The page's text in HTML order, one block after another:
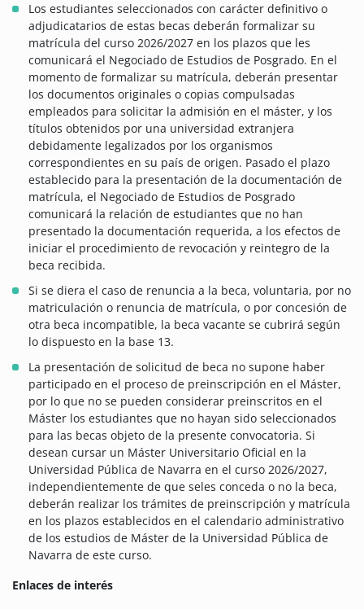
Los estudiantes seleccionados con carácter definitivo o
adjudicatarios de estas becas deberán formalizar su
matrícula del curso 2026/2027 en los plazos que les
comunicará el Negociado de Estudios de Posgrado. En el
momento de formalizar su matrícula, deberán presentar
los documentos originales o copias compulsadas
empleados para solicitar la admisión en el máster, y los
títulos obtenidos por una universidad extranjera
debidamente legalizados por los organismos
correspondientes en su país de origen. Pasado el plazo
establecido para la presentación de la documentación de
matrícula, el Negociado de Estudios de Posgrado
comunicará la relación de estudiantes que no han
presentado la documentación requerida, a los efectos de
iniciar el procedimiento de revocación y reintegro de la
beca recibida.
Si se diera el caso de renuncia a la beca, voluntaria, por no
matriculación o renuncia de matrícula, o por concesión de
otra beca incompatible, la beca vacante se cubrirá según
lo dispuesto en la base 13.
La presentación de solicitud de beca no supone haber
participado en el proceso de preinscripción en el Máster,
por lo que no se pueden considerar preinscritos en el
Máster los estudiantes que no hayan sido seleccionados
para las becas objeto de la presente convocatoria. Si
desean cursar un Máster Universitario Oficial en la
Universidad Pública de Navarra en el curso 2026/2027,
independientemente de que seles conceda o no la beca,
deberán realizar los trámites de preinscripción y matrícula
en los plazos establecidos en el calendario administrativo
de los estudios de Máster de la Universidad Pública de
Navarra de este curso.
Enlaces de interés